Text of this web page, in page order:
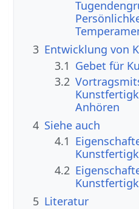
3 Entwicklung von
3.1 Gebet für
3.2
Anhören
4 Siehe auch
4.1
4.2
5 Literatur